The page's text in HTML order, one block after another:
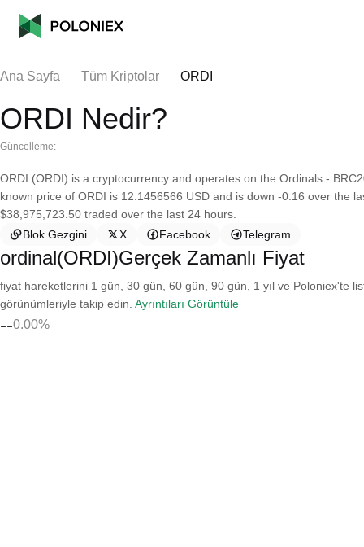
Ana Sayfa Tüm Kriptolar ORDI
ORDI Nedir?
Güncelleme:
ORDI (ORDI) is a cryptocurrency and operates on the Ordinals -
known price of ORDI is 12.1456566 USD and is down -0.16 over the
$38,975,723.50 traded over the last 24 hours.
Blok Gezgini
X Facebook Telegram
ordinal(ORDI)Gerçek Zamanlı Fiyat
fiyat hareketlerini 1 gün, 30 gün, 60 gün, 90 gün, 1 yıl ve Poloniex'te
görünümleriyle takip edin. Ayrıntıları Görüntüle
--0.00%